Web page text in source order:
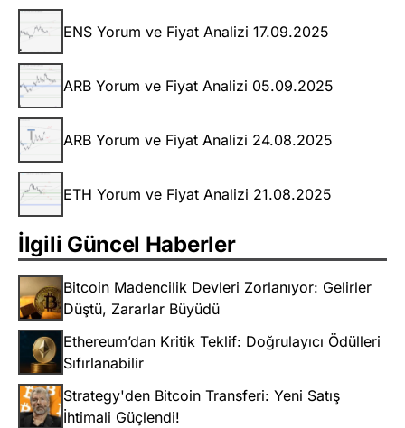
ENS Yorum ve Fiyat Analizi 17.09.2025
ARB Yorum ve Fiyat Analizi 05.09.2025
ARB Yorum ve Fiyat Analizi 24.08.2025
ETH Yorum ve Fiyat Analizi 21.08.2025
İlgili Güncel Haberler
Bitcoin Madencilik Devleri Zorlanıyor: Gelirler
Düştü, Zararlar Büyüdü
Ethereum’dan Kritik Teklif: Doğrulayıcı Ödülleri
Sıfırlanabilir
Strategy'den Bitcoin Transferi: Yeni Satış
İhtimali Güçlendi!